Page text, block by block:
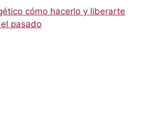
cómo hacerlo y liberarte
pasado